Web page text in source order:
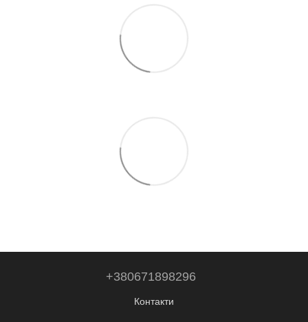
+380671898296
Контакти